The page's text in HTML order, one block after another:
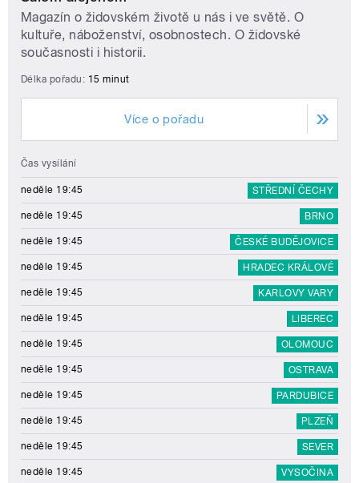
Magazín o židovském životě u nás i ve světě. O
kultuře, náboženství, osobnostech. O židovské
současnosti i historii.
Délka pořadu: 15 minut
Více o pořadu
Čas vysílání
neděle 19:45 STŘEDNÍ ČECHY
neděle 19:45 BRNO
neděle 19:45 ČESKÉ BUDĚJOVICE
neděle 19:45 HRADEC KRÁLOVÉ
neděle 19:45 KARLOVY VARY
neděle 19:45 LIBEREC
neděle 19:45 OLOMOUC
neděle 19:45 OSTRAVA
neděle 19:45 PARDUBICE
neděle 19:45 PLZEŇ
neděle 19:45 SEVER
neděle 19:45 VYSOČINA